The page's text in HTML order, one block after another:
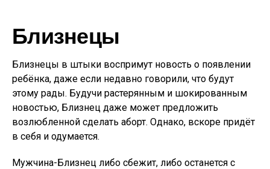
Близнецы
Близнецы в штыки воспримут новость о появлении
ребёнка, даже если недавно говорили, что будут
этому рады. Будучи растерянным и шокированным
новостью, Близнец даже может предложить
возлюбленной сделать аборт. Однако, вскоре придёт
в себя и одумается.
Мужчина-Близнец либо сбежит, либо останется с